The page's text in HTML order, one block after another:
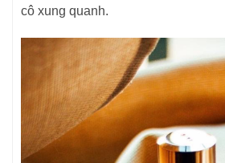
cô xung quanh.